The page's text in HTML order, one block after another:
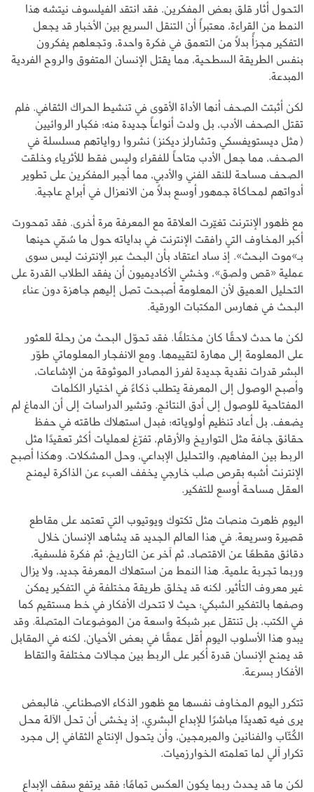
التحول أثار قلق بعض المفكرين. فقد انتقد الفيلسوف نيتشه هذا
النمط من القراءة، معتبراً أن التنقل السريع بين الأخبار قد يجعل
التفكير مجزأً بدلاً من التعمق في فكرة واحدة، وتجعلهم يفكرون
بنفس الطريقة السطحية، مما يقتل الإنسان المتفوق والروح الفردية
المبدعة.
لكن أثبتت الصحف أنها الأداة الأقوى في تنشيط الحراك الثقافي. فلم
تقتل الصحف الأدب، بل ولدت أنواعاً جديدة منه؛ فكبار الروائيين
(مثل ديستويفسكي وتشارلز ديكنز) نشروا رواياتهم مسلسلة في
الصحف، مما جعل الأدب متاحاً للفقراء وليس فقط للأثرياء وخلقت
الصحف مساحة للنقد الفني والأدبي، مما أجبر المفكرين على تطوير
أدواتهم لمحاكاة جمهور أوسع بدلاً من الانعزال في أبراج عاجية.
مع ظهور الإنترنت تغيّرت العلاقة مع المعرفة مرة أخرى. فقد تمحورت
أكبر المخاوف التي رافقت الإنترنت في بداياته حول ما سُمّي حينها
بـ»موت البحث». إذ ساد اعتقاد بأن البحث عبر الإنترنت ليس سوى
عملية «قص ولصق»، وخشي الأكاديميون أن يفقد الطلاب القدرة على
التحليل العميق لأن المعلومة أصبحت تصل إليهم جاهزة دون عناء
البحث في فهارس المكتبات الورقية.
لكن ما حدث لاحقًا كان مختلفًا. فقد تحوّل البحث من رحلة للعثور
على المعلومة إلى مهارة لتقييمها. ومع الانفجار المعلوماتي طوّر
البشر قدرات نقدية جديدة لفرز المصادر الموثوقة من الإشاعات،
وأصبح الوصول إلى المعرفة يتطلب ذكاءً في اختيار الكلمات
المفتاحية للوصول إلى أدق النتائج. وتشير الدراسات إلى أن الدماغ لم
يضعف، بل أعاد تنظيم أولوياته؛ فبدل استهلاك طاقته في حفظ
حقائق جافة مثل التواريخ والأرقام، تفرّغ لعمليات أكثر تعقيدًا مثل
الربط بين المفاهيم، والتحليل الإبداعي، وحل المشكلات. وهكذا أصبح
الإنترنت أشبه بقرص صلب خارجي يخفف العبء عن الذاكرة ليمنح
العقل مساحة أوسع للتفكير.
اليوم ظهرت منصات مثل تكتوك ويوتيوب التي تعتمد على مقاطع
قصيرة وسريعة. في هذا العالم الجديد قد يشاهد الإنسان خلال
دقائق مقطعًا عن الاقتصاد، ثم آخر عن التاريخ، ثم فكرة فلسفية،
وربما تجربة علمية. هذا النمط من استهلاك المعرفة جديد، ولا يزال
غير معروف التأثير. لكنه قد يخلق طريقة مختلفة في التفكير يمكن
وصفها بالتفكير الشبكي؛ حيث لا تتحرك الأفكار في خط مستقيم كما
في الكتب، بل تنتقل عبر شبكة واسعة من الموضوعات المتصلة. وقد
يبدو هذا الأسلوب اليوم أقل عمقًا في بعض الأحيان، لكنه في المقابل
قد يمنح الإنسان قدرة أكبر على الربط بين مجالات مختلفة والتقاط
الأفكار بسرعة.
تتكرر اليوم المخاوف نفسها مع ظهور الذكاء الاصطناعي. فالبعض
يرى فيه تهديدًا مباشرًا للإبداع البشري، إذ يخشى أن تحل الآلة محل
الكُتّاب والفنانين والمبرمجين، وأن يتحول الإنتاج الثقافي إلى مجرد
تكرار آلي لما تعلمته الخوارزميات.
لكن ما قد يحدث ربما يكون العكس تمامًا؛ فقد يرتفع سقف الإبداع